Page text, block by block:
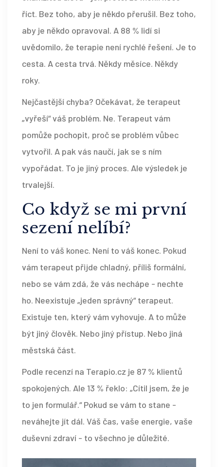
říct. Bez toho, aby je někdo přerušil. Bez toho,
aby je někdo opravoval. A 88 % lidí si
uvědomilo, že terapie není rychlé řešení. Je to
cesta. A cesta trvá. Někdy měsíce. Někdy
roky.
Nejčastější chyba? Očekávat, že terapeut
„vyřeší“ váš problém. Ne. Terapeut vám
pomůže pochopit, proč se problém vůbec
vytvořil. A pak vás naučí, jak se s ním
vypořádat. To je jiný proces. Ale výsledek je
trvalejší.
Co když se mi první
sezení nelíbí?
Není to váš konec. Není to váš konec. Pokud
vám terapeut přijde chladný, příliš formální,
nebo se vám zdá, že vás nechápe - nechte
ho. Neexistuje „jeden správný“ terapeut.
Existuje ten, který vám vyhovuje. A to může
být jiný člověk. Nebo jiný přístup. Nebo jiná
městská část.
Podle recenzí na Terapio.cz je 87 % klientů
spokojených. Ale 13 % řeklo: „Cítil jsem, že je
to jen formulář.“ Pokud se vám to stane -
neváhejte jít dál. Váš čas, vaše energie, vaše
duševní zdraví - to všechno je důležité.